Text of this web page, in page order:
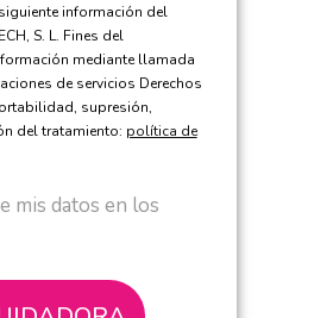
información del
S. L. Fines del
mediante llamada
de servicios Derechos
supresión,
del tratamiento: política de
mis datos en los